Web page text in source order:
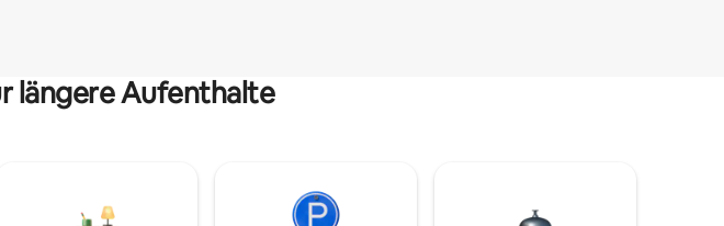
längere Aufenthalte